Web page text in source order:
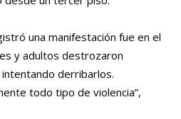
una manifestación fue en el
y adultos destrozaron
derribarlos.
todo tipo de violencia”,